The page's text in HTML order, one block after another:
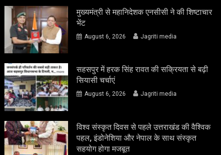
मुख्यमंत्री से महानिदेशक एनसीसी ने की शिष्टाचार
भेंट
August 6, 2026 Jagriti media
सहसपुर में हरक सिंह रावत की सक्रियता से बढ़ी
सियासी चर्चाएं
August 6, 2026 Jagriti media
विश्व संस्कृत दिवस से पहले उत्तराखंड की वैश्विक
पहल, इंडोनेशिया और नेपाल के साथ संस्कृत
सहयोग होगा मजबूत